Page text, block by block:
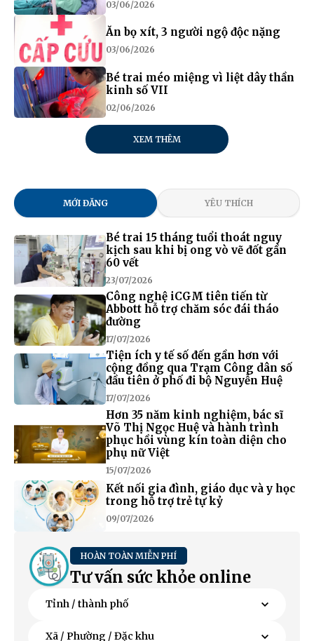
03/06/2026
Ăn bọ xít, 3 người ngộ độc nặng
03/06/2026
Bé trai méo miệng vì liệt dây thần
kinh số VII
02/06/2026
XEM THÊM
MỚI ĐĂNG YÊU THÍCH
Bé trai 15 tháng tuổi thoát nguy
kịch sau khi bị ong vò vẽ đốt gần
60 vết
23/07/2026
Công nghệ iCGM tiên tiến từ
Abbott hỗ trợ chăm sóc đái tháo
đường
17/07/2026
Tiện ích y tế số đến gần hơn với
cộng đồng qua Trạm Công dân số
đầu tiên ở phố đi bộ Nguyễn Huệ
17/07/2026
Hơn 35 năm kinh nghiệm, bác sĩ
Võ Thị Ngọc Huệ và hành trình
phục hồi vùng kín toàn diện cho
phụ nữ Việt
15/07/2026
Kết nối gia đình, giáo dục và y học
trong hỗ trợ trẻ tự kỷ
09/07/2026
HOÀN TOÀN MIỄN PHÍ
Tư vấn sức khỏe online